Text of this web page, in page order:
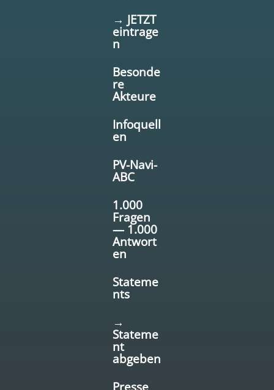
→ JETZT
eintrage
n
Besonde
re
Akteure
Infoquell
en
PV-Navi-
ABC
1.000
Fragen
— 1.000
Antwort
en
Stateme
nts
→
Stateme
nt
abgeben
Presse